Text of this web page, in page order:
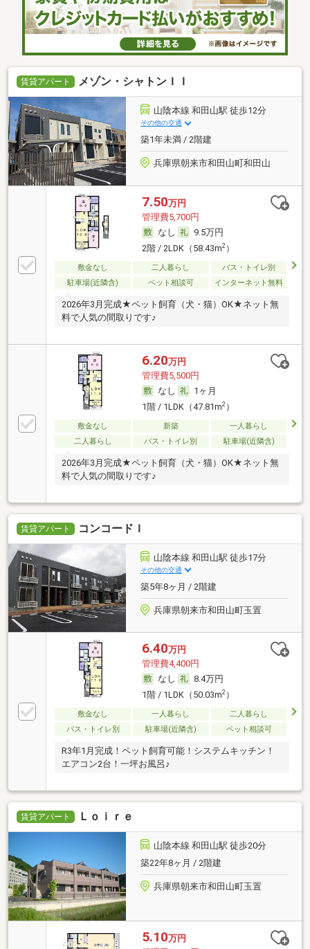
賃貸アパート メゾン・シャトンＩＩ
山陰本線 和田山駅 徒歩12分
その他の交通
築1年未満 / 2階建
兵庫県朝来市和田山町和田山
7.50万円
管理費5,700円
なし
9.5万円
2階 / 2LDK（58.43m2）
敷金なし 二人暮らし
バス・トイレ別
駐車場(近隣含)
ペット相談可 インターネット無料
2026年3月完成★ペット飼育（犬・猫）OK★ネット無
料で人気の間取りです♪
6.20万円
管理費5,500円
なし
1ヶ月
1階 / 1LDK（47.81m2）
敷金なし 新築
一人暮らし
二人暮らし
バス・トイレ別 駐車場(近隣含)
2026年3月完成★ペット飼育（犬・猫）OK★ネット無
料で人気の間取りです♪
賃貸アパート コンコードＩ
山陰本線 和田山駅 徒歩17分
その他の交通
築5年8ヶ月 / 2階建
兵庫県朝来市和田山町玉置
6.40万円
管理費4,400円
なし
8.4万円
1階 / 1LDK（50.03m2）
敷金なし 一人暮らし
二人暮らし
バス・トイレ別
駐車場(近隣含) ペット相談可
R3年1月完成！ペット飼育可能！システムキッチン！
エアコン2台！一坪お風呂♪
賃貸アパート Ｌｏｉｒｅ
山陰本線 和田山駅 徒歩20分
築22年8ヶ月 / 2階建
兵庫県朝来市和田山町玉置
5.10万円